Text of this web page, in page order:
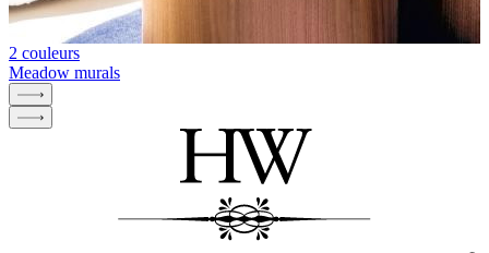
2 couleurs
Meadow murals